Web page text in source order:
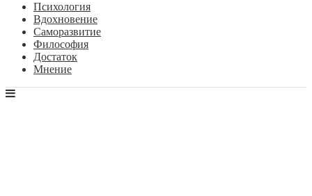
Психология
Вдохновение
Саморазвитие
Философия
Достаток
Мнение